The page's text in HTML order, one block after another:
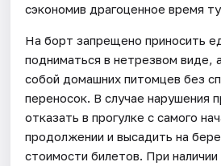
сэкономив драгоценное время
На борт запрещено приносить
подниматься в нетрезвом виде,
собой домашних питомцев без
переносок. В случае нарушения
отказать в прогулке с самого
продолжении и высадить на
стоимости билетов. При наличии